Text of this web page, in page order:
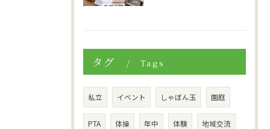
タグ Tags
私立 イベント しゃぼん玉 園庭
PTA 体操 年中 体験 地域交流